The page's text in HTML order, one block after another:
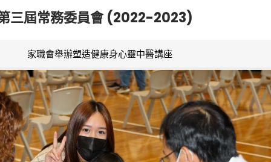
三屆常務委員會 (2022-2023)
家職會舉辦塑造健康身心靈中醫講座